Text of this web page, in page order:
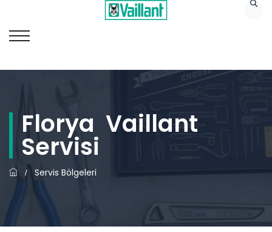
Florya Vaillant
Servisi
/ Servis Bölgeleri